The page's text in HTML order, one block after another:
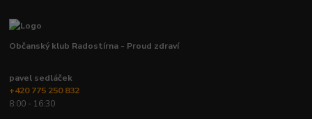
Občanský klub Radostírna - Proud zdraví
pavel sedláček
+420 775 250 832
8:00 - 16:30